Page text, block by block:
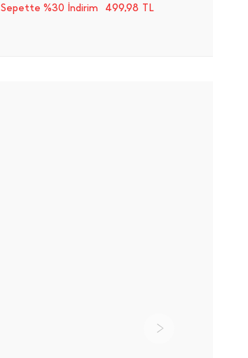
Sepette %30 İndirim
499,98 TL